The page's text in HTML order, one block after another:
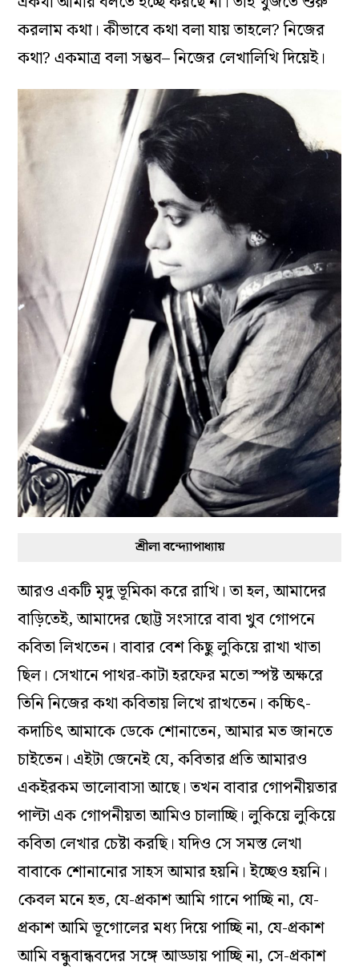
করলাম কথা। কীভাবে কথা বলা যায় তাহলে? নিজের
কথা? একমাত্র বলা সম্ভব– নিজের লেখালিখি দিয়েই।
শ্রীলা বন্দ্যোপাধ্যায়
আরও একটি মৃদু ভূমিকা করে রাখি। তা হল, আমাদের
বাড়িতেই, আমাদের ছোট্ট সংসারে বাবা খুব গোপনে
কবিতা লিখতেন। বাবার বেশ কিছু লুকিয়ে রাখা খাতা
ছিল। সেখানে পাথর-কাটা হরফের মতো স্পষ্ট অক্ষরে
তিনি নিজের কথা কবিতায় লিখে রাখতেন। কচ্চিৎ-
কদাচিৎ আমাকে ডেকে শোনাতেন, আমার মত জানতে
চাইতেন। এইটা জেনেই যে, কবিতার প্রতি আমারও
একইরকম ভালোবাসা আছে। তখন বাবার গোপনীয়তার
পাল্টা এক গোপনীয়তা আমিও চালাচ্ছি। লুকিয়ে লুকিয়ে
কবিতা লেখার চেষ্টা করছি। যদিও সে সমস্ত লেখা
বাবাকে শোনানোর সাহস আমার হয়নি। ইচ্ছেও হয়নি।
কেবল মনে হত, যে-প্রকাশ আমি গানে পাচ্ছি না, যে-
প্রকাশ আমি ভূগোলের মধ্য দিয়ে পাচ্ছি না, যে-প্রকাশ
আমি বন্ধুবান্ধবদের সঙ্গে আড্ডায় পাচ্ছি না, সে-প্রকাশ